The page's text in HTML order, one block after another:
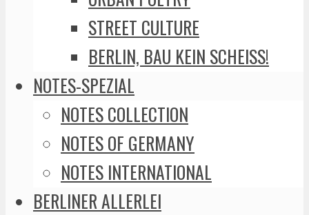
STREET CULTURE
BERLIN, BAU KEIN SCHEISS!
NOTES-SPEZIAL
NOTES COLLECTION
NOTES OF GERMANY
NOTES INTERNATIONAL
BERLINER ALLERLEI